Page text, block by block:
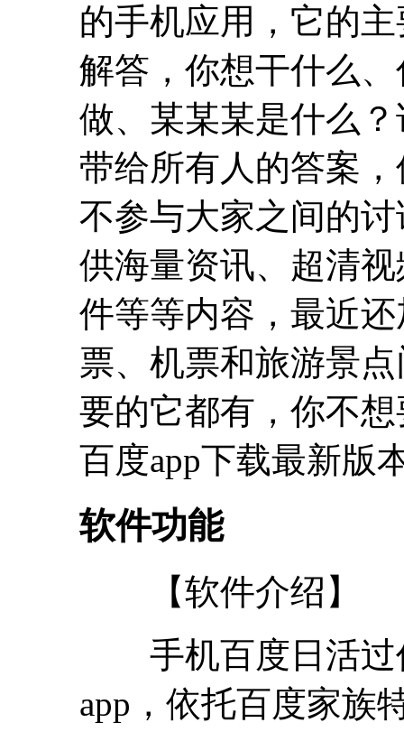
的手机应用，它的
解答，你想干什么
做、某某某是什么
带给所有人的答案
不参与大家之间的
供海量资讯、超清
件等等内容，最近
票、机票和旅游景
要的它都有，你不
百度app下载最新版
软件功能
【软件介绍】
手机百度日活过
app，依托百度家族